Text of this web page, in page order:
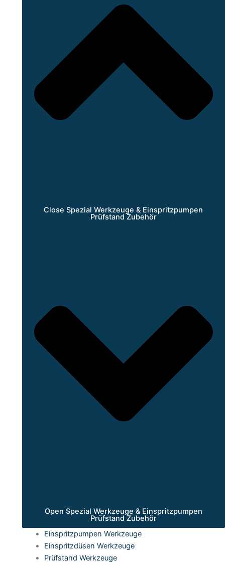
Close Spezial Werkzeuge & Einspritzpumpen
Prüfstand Zubehör
Open Spezial Werkzeuge & Einspritzpumpen
Prüfstand Zubehör
Einspritzpumpen Werkzeuge
Einspritzdüsen Werkzeuge
Prüfstand Werkzeuge